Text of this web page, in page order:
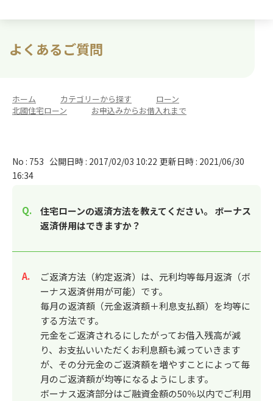
よくあるご質問
ホーム カテゴリーから探す ローン
北國住宅ローン
お申込みからお借入れまで
No : 753 公開日時 : 2017/02/03 10:22 更新日時 : 2021/06/30
16:34
住宅ローンの返済方法を教えてください。 ボーナス
返済併用はできますか？
回答
ご返済方法（約定返済）は、元利均等毎月返済（ボ
ーナス返済併用が可能）です。
毎月の返済額（元金返済額＋利息支払額）を均等に
する方法です。
元金をご返済されるにしたがってお借入残高が減
り、お支払いいただくお利息額も減っていきます
が、その分元金のご返済額を増やすことによって毎
月のご返済額が均等になるようにします。
ボーナス返済部分はご融資金額の50％以内でご利用